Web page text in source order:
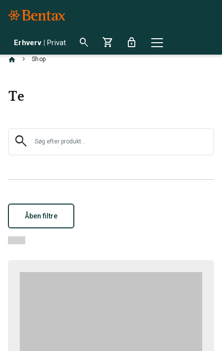
Erhverv | Privat search shopping_cart lock
chevron_right Shop
Te
search
Åben filtre